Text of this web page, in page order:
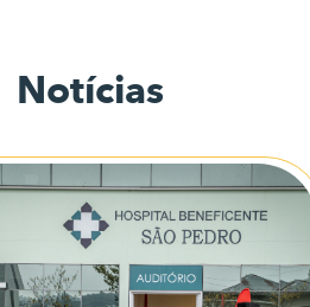
Notícias